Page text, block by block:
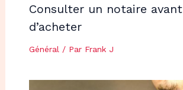
Consulter un notaire avant
d’acheter
Général / Par Frank J